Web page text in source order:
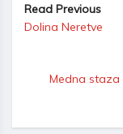
Read Previous
Dolina Neretve
Medna